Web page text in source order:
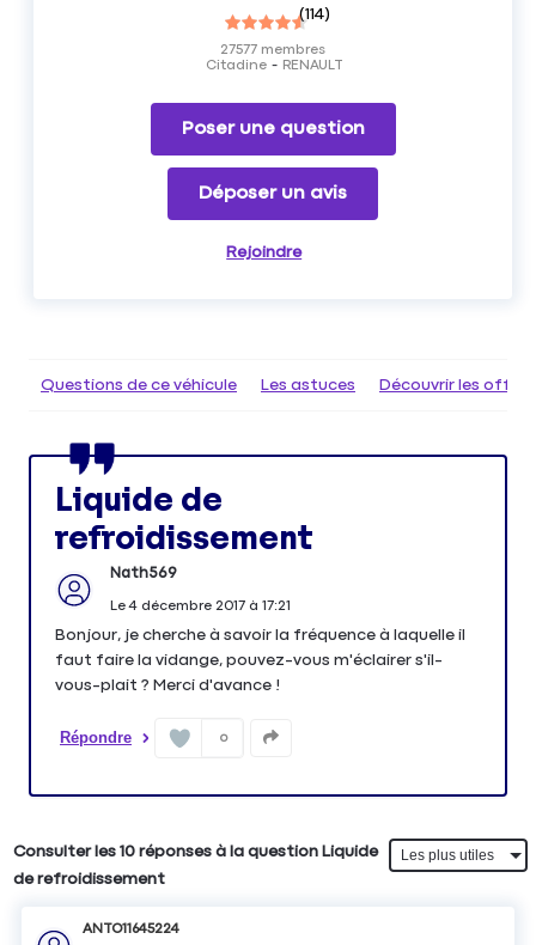
(114)
Citadine RENAULT
27577 membres
Poser une question
Déposer un avis
Rejoindre
Questions de ce véhicule Les astuces Découvrir les
Liquide de
refroidissement
Nath569
Le4 décembre 2017à 17:21
Bonjour, je cherche à savoir la fréquence à laquelle il
faut faire la vidange, pouvez-vous m'éclairer s'il-
vous-plait ? Merci d'avance !
Répondre 0
Consulter les 10 réponses à la question Liquide
de refroidissement
ANTO11645224